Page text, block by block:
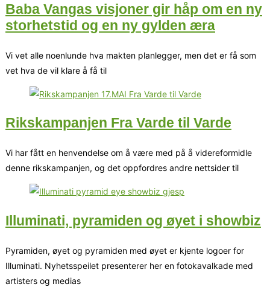
Baba Vangas visjoner gir håp om en ny
storhetstid og en ny gylden æra
Vi vet alle noenlunde hva makten planlegger, men det er få som
vet hva de vil klare å få til
Rikskampanjen Fra Varde til Varde
Vi har fått en henvendelse om å være med på å videreformidle
denne rikskampanjen, og det oppfordres andre nettsider til
Illuminati, pyramiden og øyet i showbiz
Pyramiden, øyet og pyramiden med øyet er kjente logoer for
Illuminati. Nyhetsspeilet presenterer her en fotokavalkade med
artisters og medias